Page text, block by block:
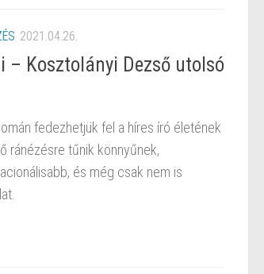
2021.04.26.
– Kosztolányi Dezső utolsó
fedezhetjük fel a híres író életének
ránézésre tűnik könnyűnek,
és még csak nem is